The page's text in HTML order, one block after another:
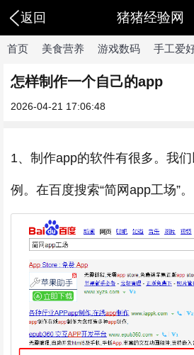
返回 猪猪经验网
首页 美食营养 游戏数码 手工爱
怎样制作一个自己的app
2026-04-21 17:06:48
1、制作app的软件有很多。我
例。在百度搜索“简网app工场”。